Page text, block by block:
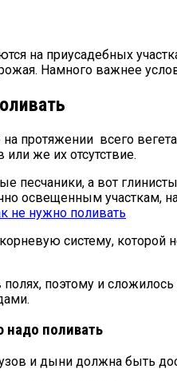
на приусадебных
Намного важнее
протяжении всего
же их отсутствие.
а вот
освещенным участкам,
систему, которой
поэтому и
надо поливать
и дыни должна быть